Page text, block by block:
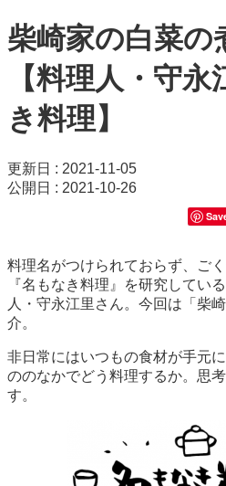
柴崎家の白菜の
【料理人・守
き料理】
更新日 : 2021-11-05
公開日 : 2021-10-26
料理名がつけられておらず、ご
『名もなき料理』を研究してい
人・守永江里さん。今回は「柴
介。
非日常にはいつもの食材が手元
ののなかでどう料理するか。思
す。